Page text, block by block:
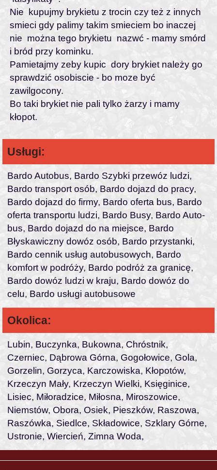
Nie kupujmy brykietu z trocin czy też z innych
smieci gdy palimy takim smieciem bo inaczej
nie można tego brykietu nazwć - mamy smórd
i bród przy kominku.
Pamietajmy zeby kupic dory brykiet należy go
sprawdzić osobiscie - bo moze być
zawilgocony.
Bo taki brykiet nie pali tylko żarzy i mamy
kłopot.
Usługi:
Bardo Autobus, Bardo Szybki przewóz ludzi,
Bardo transport osób, Bardo dojazd do pracy,
Bardo dojazd do firmy, Bardo oferta bus, Bardo
oferta transportu ludzi, Bardo Busy, Bardo Auto-
bus, Bardo dojazd do na miejsce, Bardo
Błyskawiczny dowóz osób, Bardo przystanki,
Bardo cennik usług autobusowych, Bardo
komfort w podróży, Bardo podróż za granicę,
Bardo dowóz ludzi w kraju, Bardo dowóz do
celu, Bardo usługi autobusowe
Okolica:
Lubin, Buczynka, Bukowna, Chróstnik,
Czerniec, Dąbrowa Górna, Gogołowice, Gola,
Gorzelin, Gorzyca, Karczowiska, Kłopotów,
Krzeczyn Mały, Krzeczyn Wielki, Księginice,
Lisiec, Miłoradzice, Miłosna, Miroszowice,
Niemstów, Obora, Osiek, Pieszków, Raszowa,
Raszówka, Siedlce, Składowice, Szklary Górne,
Ustronie, Wiercień, Zimna Woda,